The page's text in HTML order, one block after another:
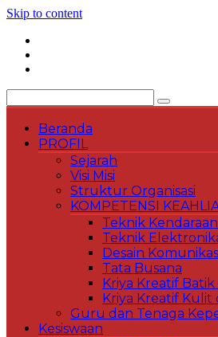
Skip to content
Beranda
PROFIL
Sejarah
Visi Misi
Struktur Organisasi
KOMPETENSI
Teknik
Teknik
Desain
Tata Busana
Kriya Kreatif Batik
Kriya Kreatif Kulit
Guru dan Tenaga
Kesiswaan